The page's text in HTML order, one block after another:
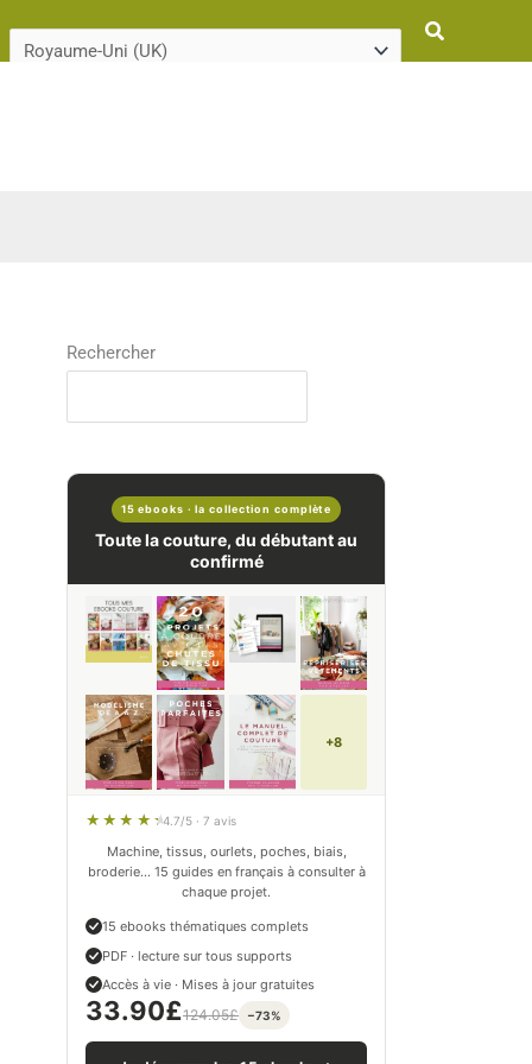
Rechercher
Rechercher
15 ebooks · la collection complète
Toute la couture, du débutant au
confirmé
+8
4.7/5 · 7 avis
Machine, tissus, ourlets, poches, biais,
broderie… 15 guides en français à consulter à
chaque projet.
15 ebooks thématiques complets
PDF · lecture sur tous supports
Accès à vie · Mises à jour gratuites
33.90£124.05£ −73%